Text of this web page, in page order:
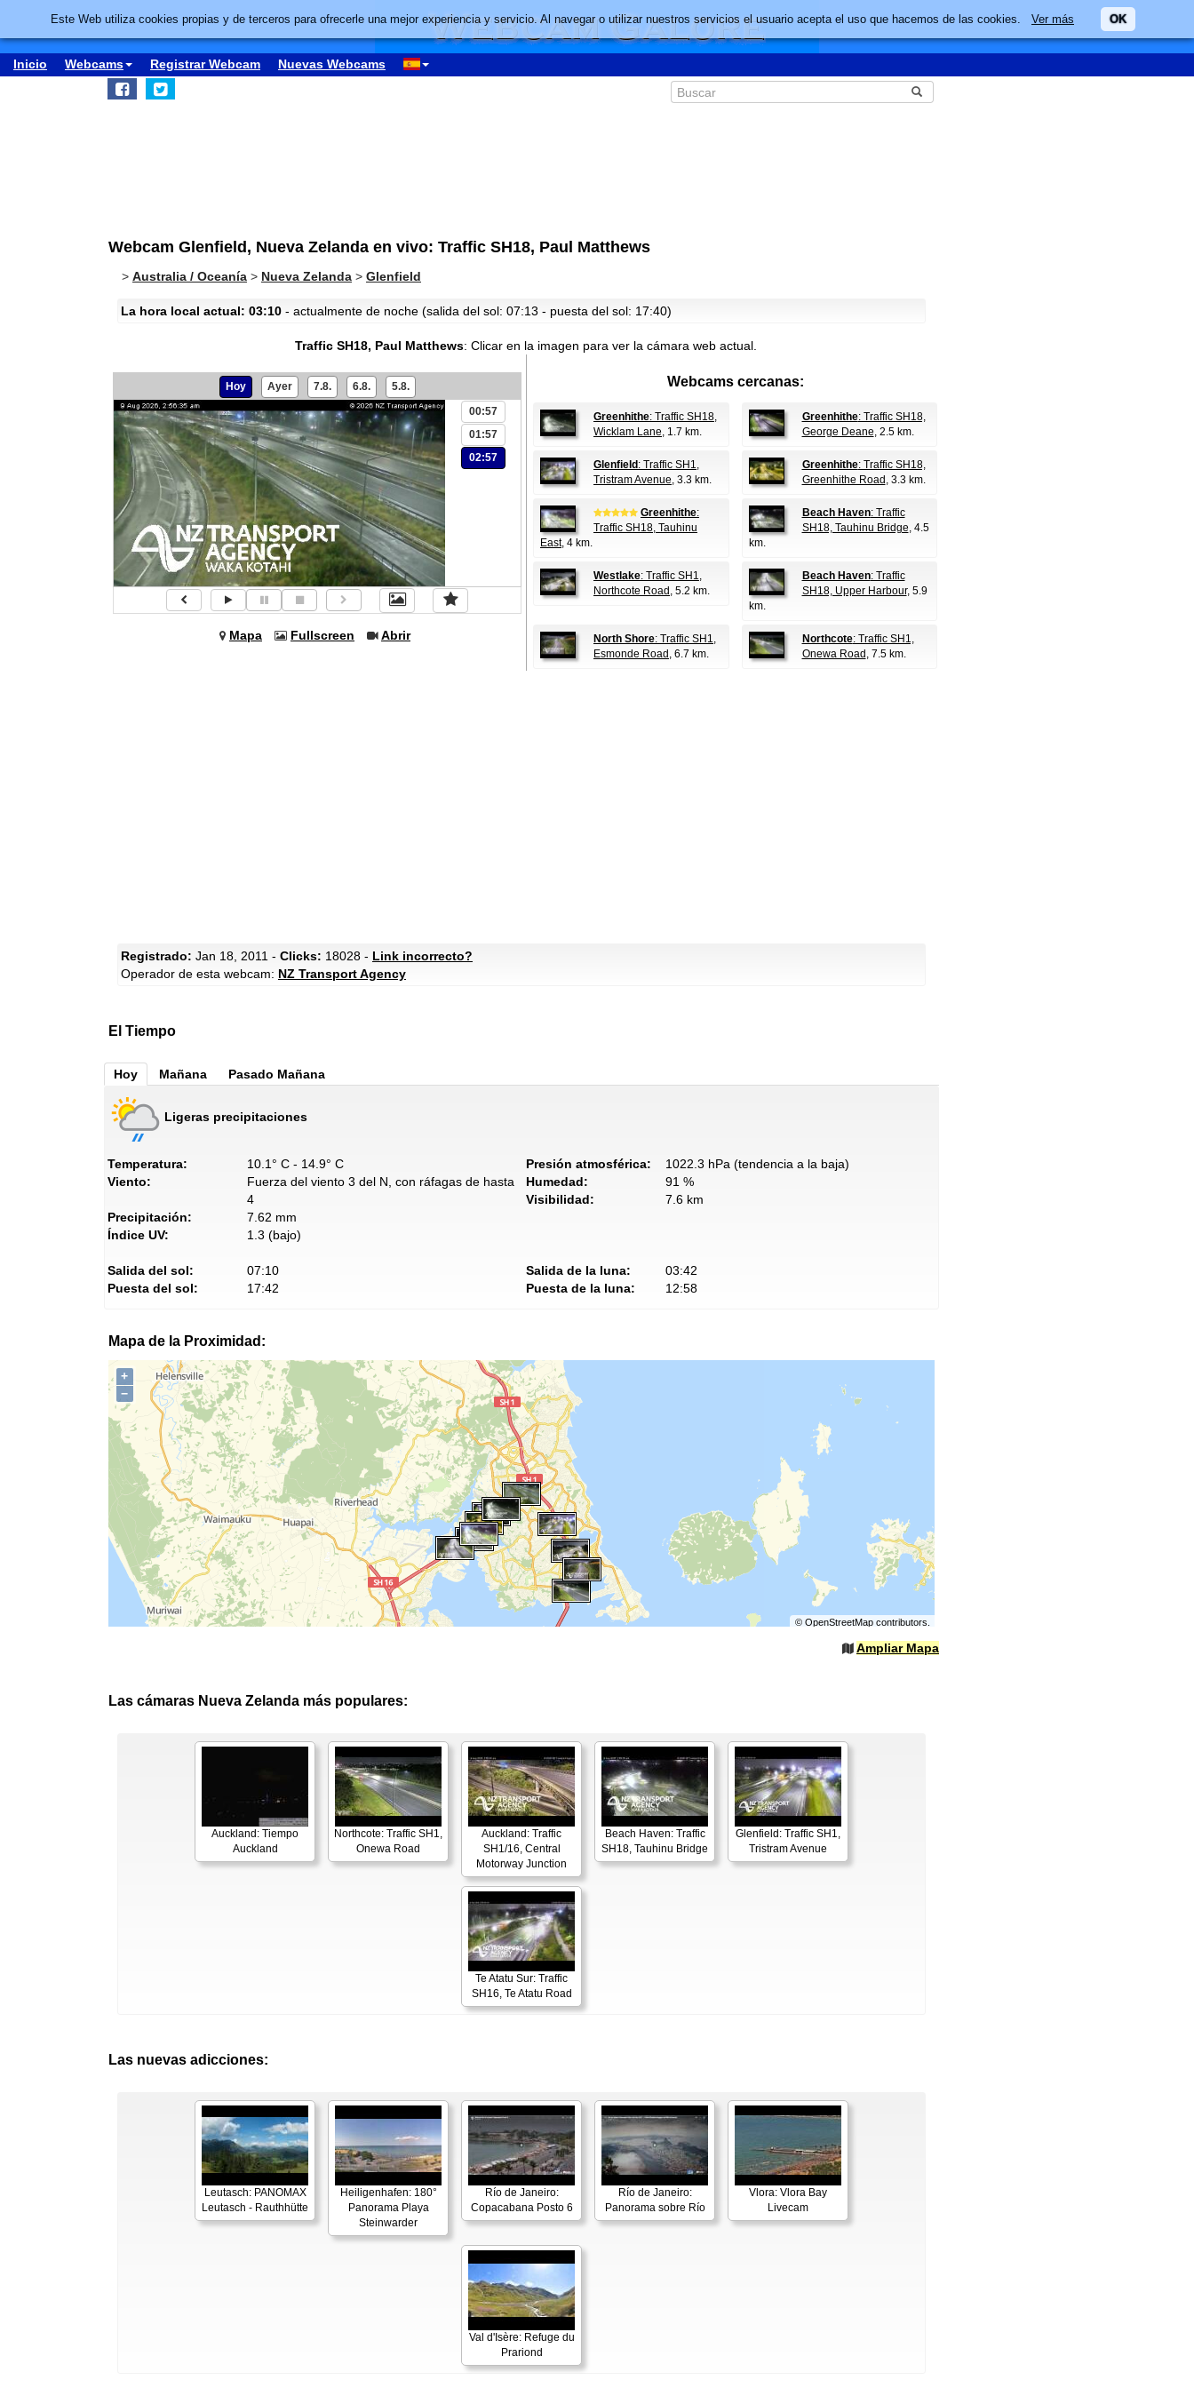
Inicio Webcams Registrar Webcam Nuevas Webcams
Webcam Glenfield, Nueva Zelanda en vivo: Traffic SH18, Paul Matthews
> Australia / Oceanía > Nueva Zelanda > Glenfield
La hora local actual: 03:10 - actualmente de noche (salida del sol: 07:13 - puesta del sol: 17:40)
Traffic SH18, Paul Matthews: Clicar en la imagen para ver la cámara web actual.
Hoy Ayer 7.8. 6.8. 5.8.
00:57
01:57
02:57
Mapa Fullscreen Abrir
Webcams cercanas:
Greenhithe: Traffic SH18,
Wicklam Lane, 1.7 km.
Greenhithe: Traffic SH18,
George Deane, 2.5 km.
Glenfield : Traffic SH1,
Tristram Avenue, 3.3 km.
Greenhithe: Traffic SH18,
Greenhithe Road , 3.3 km.
Greenhithe:
Traffic SH18, Tauhinu
East, 4 km.
Beach Haven: Traffic
SH18, Tauhinu Bridge, 4.5
km.
Westlake: Traffic SH1,
Northcote Road , 5.2 km.
Beach Haven: Traffic
SH18, Upper Harbour, 5.9
km.
North Shore: Traffic SH1,
Esmonde Road , 6.7 km.
Northcote: Traffic SH1,
Onewa Road , 7.5 km.
Registrado: Jan 18, 2011 - Clicks: 18028 - Link incorrecto?
Operador de esta webcam: NZ Transport Agency
El Tiempo
Hoy Mañana Pasado Mañana
Ligeras precipitaciones
Temperatura:
10.1° C - 14.9° C
Viento:
Fuerza del viento 3 del N, con ráfagas de hasta
4
Precipitación:
7.62 mm
Índice UV:
1.3 (bajo)
Presión atmosférica:
1022.3 hPa (tendencia a la baja)
Humedad:
91 %
Visibilidad:
7.6 km
Salida del sol:
07:10
Puesta del sol:
17:42
Salida de la luna:
03:42
Puesta de la luna:
12:58
Mapa de la Proximidad:
+
−
© OpenStreetMapcontributors.
Ampliar Mapa
Las cámaras Nueva Zelanda más populares:
Auckland: Tiempo
Auckland
Northcote: Traffic SH1,
Onewa Road
Auckland: Traffic
SH1/16, Central
Motorway Junction
Beach Haven: Traffic
SH18, Tauhinu Bridge
Glenfield: Traffic SH1,
Tristram Avenue
Te Atatu Sur: Traffic
SH16, Te Atatu Road
Las nuevas adicciones:
Leutasch: PANOMAX
Leutasch - Rauthhütte
Heiligenhafen: 180°
Panorama Playa
Steinwarder
Río de Janeiro:
Copacabana Posto 6
Río de Janeiro:
Panorama sobre Río
Vlora: Vlora Bay
Livecam
Val d'Isère: Refuge du
Prariond
Este Web utiliza cookies propias y de terceros para ofrecerle una mejor experiencia y servicio. Al navegar o utilizar nuestros servicios el usuario acepta el uso que hacemos de las cookies. Ver más OK